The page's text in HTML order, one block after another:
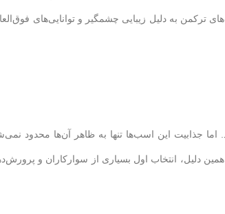
ترکمن به دلیل زیبایی چشمگیر و توانایی‌های
جذابیت این اسب‌ها تنها به ظاهر آن‌ها محدود
دلیل، انتخاب اول بسیاری از سوارکاران و